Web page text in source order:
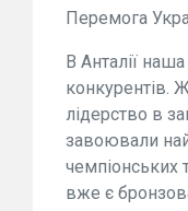
Перемога
В Анталії
конкурентів.
лідерство в
завоювали
чемпіонських
вже є